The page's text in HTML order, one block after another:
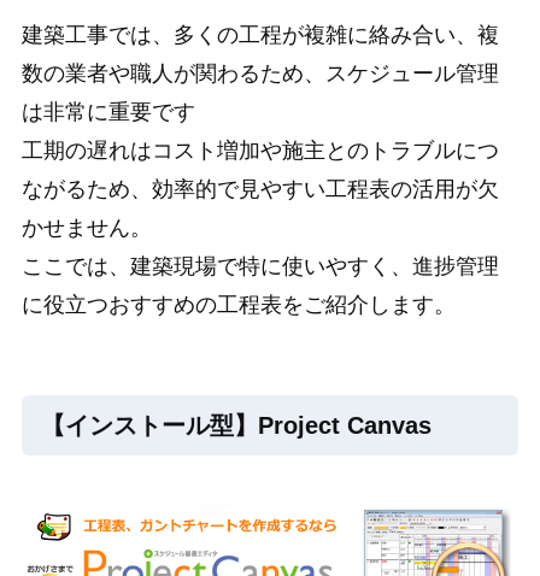
建築工事では、多くの工程が複雑に絡み合い、複
数の業者や職人が関わるため、スケジュール管理
は非常に重要です
工期の遅れはコスト増加や施主とのトラブルにつ
ながるため、効率的で見やすい工程表の活用が欠
かせません。
ここでは、建築現場で特に使いやすく、進捗管理
に役立つおすすめの工程表をご紹介します。
【インストール型】Project Canvas